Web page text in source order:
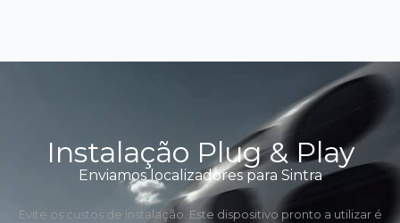
Instalação Plug & Play
Enviamos localizadores para Sintra
Evite os custos de instalação. Este dispositivo pronto a utilizar é